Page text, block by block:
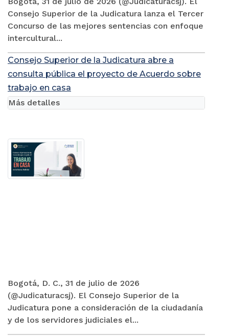
Consejo Superior de la Judicatura lanza el Tercer
Concurso de las mejores sentencias con enfoque
intercultural...
Consejo Superior de la Judicatura abre a
consulta pública el proyecto de Acuerdo sobre
trabajo en casa
Bogotá, D. C., 31 de julio de 2026
(@Judicaturacsj). El Consejo Superior de la
Judicatura pone a consideración de la ciudadanía
y de los servidores judiciales el...
Más detalles